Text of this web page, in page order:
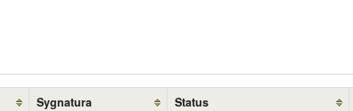
Sygnatura Status